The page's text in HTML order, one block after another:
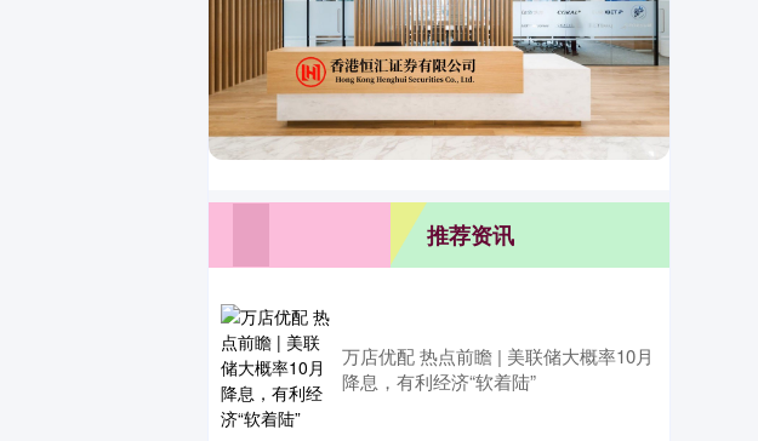
推荐资讯
万店优配 热点前瞻 | 美联储大概率10月
降息，有利经济“软着陆”